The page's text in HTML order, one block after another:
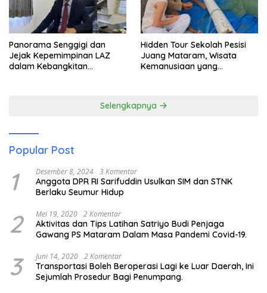
Panorama Senggigi dan
Jejak Kepemimpinan LAZ
dalam Kebangkitan
Hidden Tour Sekolah Pesisi
Juang Mataram, Wisata
Kemanusiaan yang
Selengkapnya
Popular Post
1 Desember 8, 2024 3 Komentar
Anggota DPR RI Sarifuddin Usulkan SIM dan STNK
Berlaku Seumur Hidup
2 Mei 19, 2020 2 Komentar
Aktivitas dan Tips Latihan Satriyo Budi Penjaga
Gawang PS Mataram Dalam Masa Pandemi Covid-19.
3 Juni 14, 2020 2 Komentar
Transportasi Boleh Beroperasi Lagi ke Luar Daerah, Ini
Sejumlah Prosedur Bagi Penumpang.